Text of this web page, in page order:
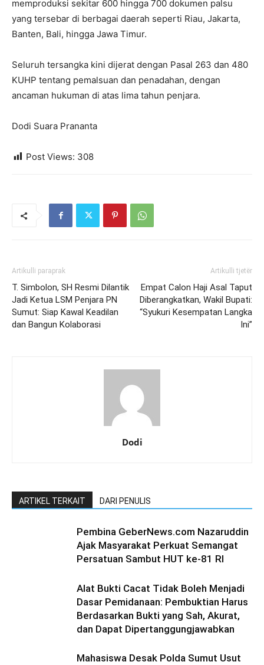
memproduksi sekitar 600 hingga 700 dokumen palsu
yang tersebar di berbagai daerah seperti Riau, Jakarta,
Banten, Bali, hingga Jawa Timur.
Seluruh tersangka kini dijerat dengan Pasal 263 dan 480
KUHP tentang pemalsuan dan penadahan, dengan
ancaman hukuman di atas lima tahun penjara.
Dodi Suara Prananta
Post Views: 308
Artikulli paraprak
T. Simbolon, SH Resmi Dilantik
Jadi Ketua LSM Penjara PN
Sumut: Siap Kawal Keadilan
dan Bangun Kolaborasi
Artikulli tjetër
Empat Calon Haji Asal Taput
Diberangkatkan, Wakil Bupati:
“Syukuri Kesempatan Langka
Ini”
Dodi
ARTIKEL TERKAIT DARI PENULIS
Pembina GeberNews.com Nazaruddin
Ajak Masyarakat Perkuat Semangat
Persatuan Sambut HUT ke-81 RI
Alat Bukti Cacat Tidak Boleh Menjadi
Dasar Pemidanaan: Pembuktian Harus
Berdasarkan Bukti yang Sah, Akurat,
dan Dapat Dipertanggungjawabkan
Mahasiswa Desak Polda Sumut Usut